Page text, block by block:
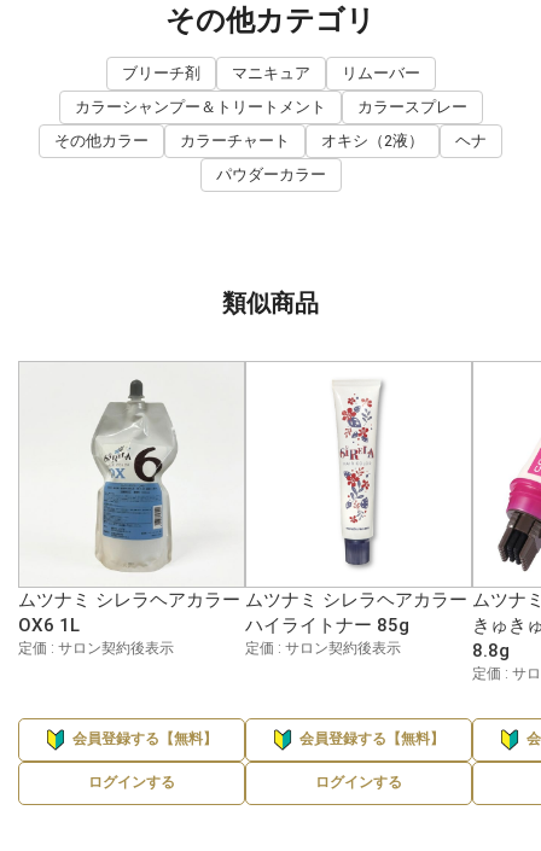
その他カテゴリ
ブリーチ剤 マニキュア
リムーバー
カラーシャンプー＆トリートメント
カラースプレー
その他カラー
カラーチャート オキシ（2液）
ヘナ
パウダーカラー
類似商品
ムツナミ シレラヘアカラー
OX6 1L
定価 : サロン契約後表示
会員登録する【無料】
ログインする
ムツナミ シレラヘアカラー
ハイライトナー 85g
定価 : サロン契約後表示
会員登録する【無料】
ログインする
ムツナ
きゅき
8.8g
定価 : サ